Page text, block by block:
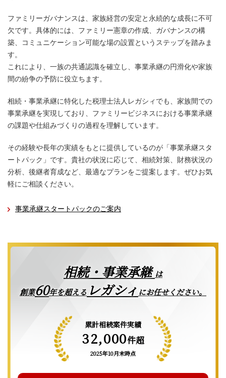
ファミリーガバナンスは、家族経営の安定と永続的な成長に不可
欠です。具体的には、ファミリー憲章の作成、ガバナンスの構
築、コミュニケーション可能な場の設置というステップを踏みま
す。
これにより、一族の共通認識を確立し、事業承継の円滑化や家族
間の紛争の予防に役立ちます。
相続・事業承継に特化した税理士法人レガシィでも、家族間での
事業承継を実現しており、ファミリービジネスにおける事業承継
の課題や仕組みづくりの過程を理解しています。
その経験や長年の実績をもとに提供しているのが「事業承継スタ
ートパック」です。貴社の状況に応じて、相続対策、財務状況の
分析、後継者育成など、最適なプランをご提案します。ぜひお気
軽にご相談ください。
事業承継スタートパックのご案内
相続・事業承継は
創業60年を超える レガシィ にお任せください。
累計相続案件実績
32,000件超
2025年10月末時点